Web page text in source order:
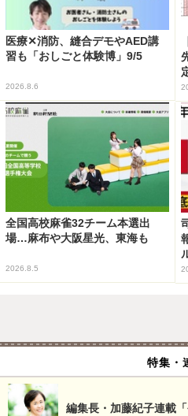
医療✕消防、縫合デモやAED講
習も「おしごと体験博」9/5
2026.8.6
全国高校麻雀32チーム本選出
場…麻布や大阪星光、東海も
2026.8.5
特集・
編集長・加藤紀子連載「